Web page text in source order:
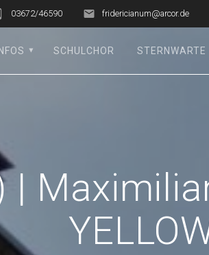
03672/46590 fridericianum@arcor.de
SCHULCHOR STERNWARTE
|